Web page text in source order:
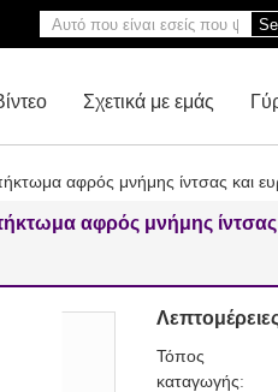
Σχετικά με εμάς
αφρός μνήμης ίντσας
αφρός μνήμης
Τόπος
καταγωγής: